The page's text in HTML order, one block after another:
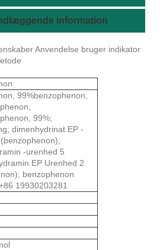
information
Anvendelse bruger indikator
99%benzophenon,
99%;
dimenhydrinat EP -
-urenhed 5
EP Urenhed 2
benzophenon
19930203281